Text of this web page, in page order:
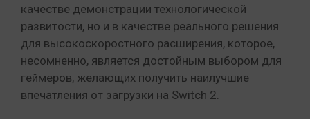
качестве демонстрации технологической
развитости, но и в качестве реального решения
для высокоскоростного расширения, которое,
несомненно, является достойным выбором для
геймеров, желающих получить наилучшие
впечатления от загрузки на Switch 2.